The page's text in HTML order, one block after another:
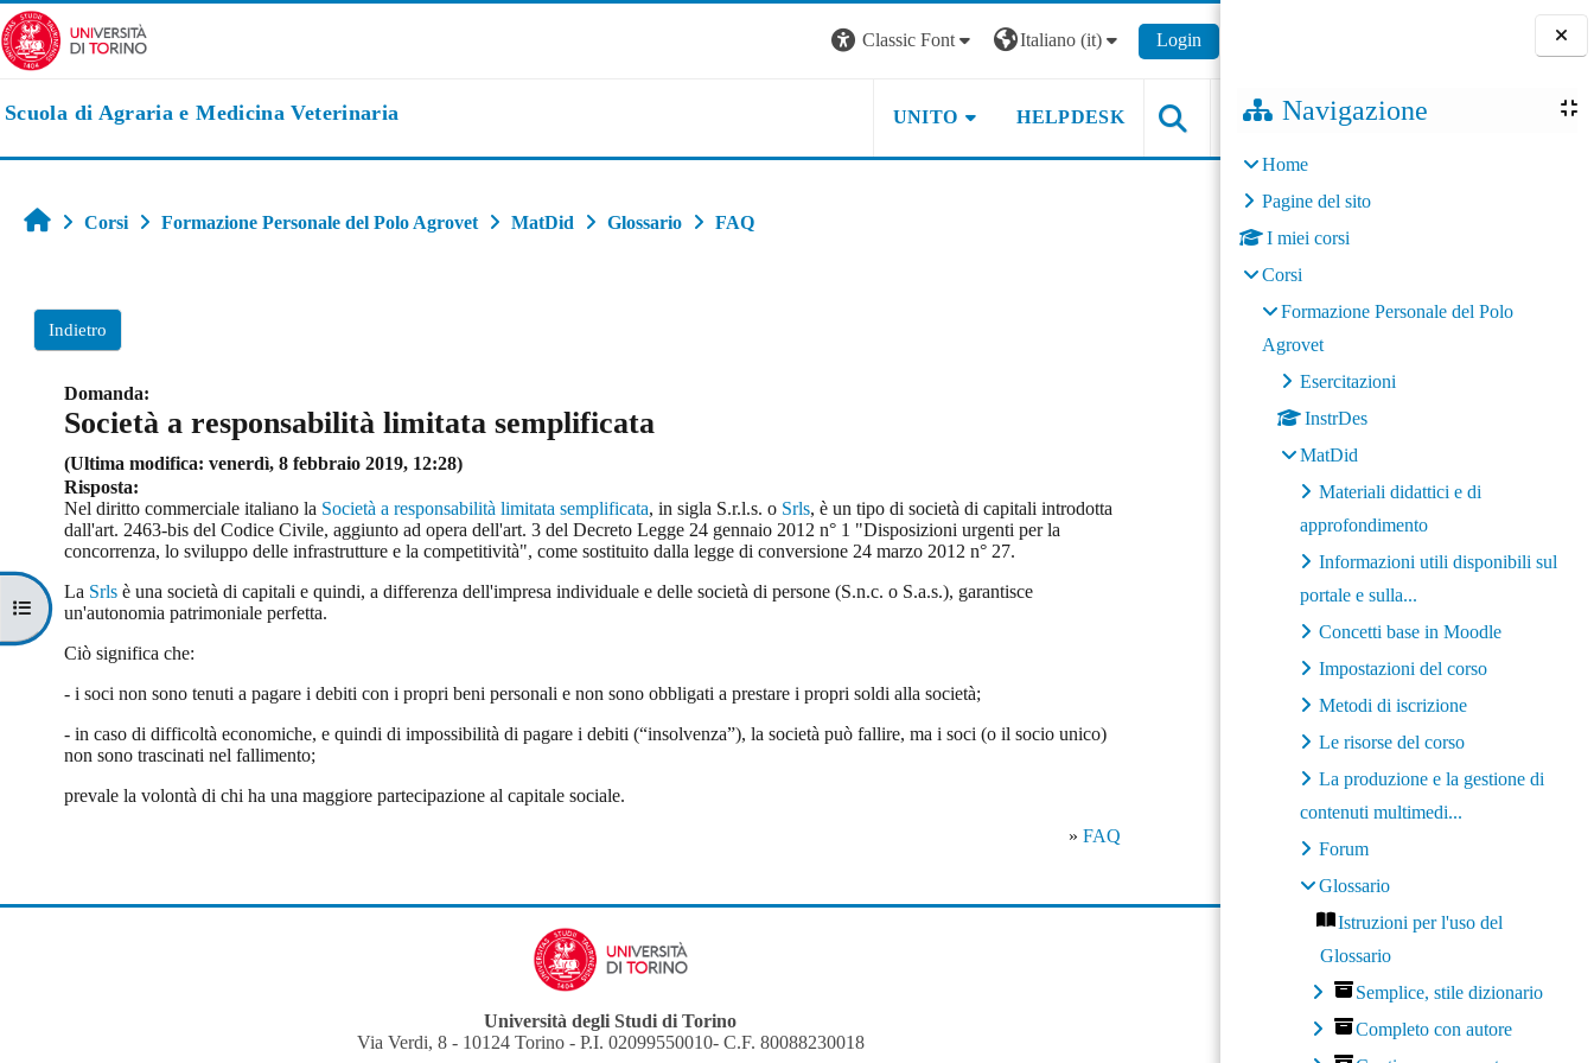
Vai al contenuto principale
Blocchi
Navigazione
Home
Pagine del sito
I miei corsi
Corsi
Formazione Personale del Polo
Agrovet
Esercitazioni
InstrDes
MatDid
Materiali didattici e di
approfondimento
Informazioni utili disponibili sul
portale e sulla...
Concetti base in Moodle
Impostazioni del corso
Metodi di iscrizione
Le risorse del corso
La produzione e la gestione di
contenuti multimedi...
Forum
Glossario
Istruzioni per l'uso del
Glossario
Semplice, stile dizionario
Completo con autore
Classic Font Italiano ‎(it)‎ Login
Scuola di Agraria e Medicina Veterinaria UNITO HELPDESK
Apri indice del corso
Home
Corsi Formazione Personale del Polo Agrovet MatDid Glossario FAQ
Indietro
Domanda:
Società a responsabilità limitata semplificata
(Ultima modifica: venerdì, 8 febbraio 2019, 12:28)
Risposta:
Nel diritto commerciale italiano la Società a responsabilità limitata semplificata, in sigla S.r.l.s. o Srls, è un tipo di società di capitali introdotta
dall'art. 2463-bis del Codice Civile, aggiunto ad opera dell'art. 3 del Decreto Legge 24 gennaio 2012 n° 1 "Disposizioni urgenti per la
concorrenza, lo sviluppo delle infrastrutture e la competitività", come sostituito dalla legge di conversione 24 marzo 2012 n° 27.
La Srls è una società di capitali e quindi, a differenza dell'impresa individuale e delle società di persone (S.n.c. o S.a.s.), garantisce
un'autonomia patrimoniale perfetta.
Ciò significa che:
- i soci non sono tenuti a pagare i debiti con i propri beni personali e non sono obbligati a prestare i propri soldi alla società;
- in caso di difficoltà economiche, e quindi di impossibilità di pagare i debiti (“insolvenza”), la società può fallire, ma i soci (o il socio unico)
non sono trascinati nel fallimento;
prevale la volontà di chi ha una maggiore partecipazione al capitale sociale.
» FAQ
Università degli Studi di Torino
Via Verdi, 8 - 10124 Torino - P.I. 02099550010- C.F. 80088230018